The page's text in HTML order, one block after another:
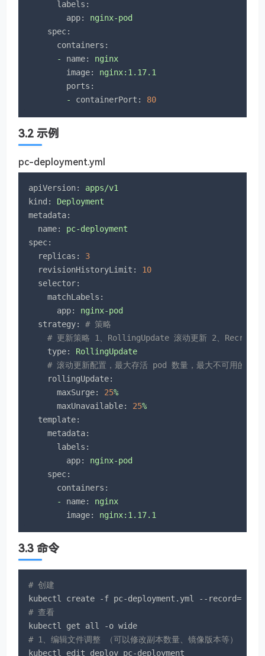
labels:
app:
nginx-pod
spec:
containers:
-
name:
nginx
image:
nginx:1.17.1
ports:
-
containerPort: 80
3.2 示例
pc-deployment.yml
apiVersion:
apps/v1
kind:
Deployment
metadata:
name:
pc-deployment
spec:
replicas:
3
revisionHistoryLimit:
10
selector:
matchLabels:
app:
nginx-pod
strategy:
# 策略
# 更新策略 1、RollingUpdate 滚动更新 2、Recreate
type:
RollingUpdate
# 滚动更新配置，最大存活 pod 数量，最大不可用的
rollingUpdate:
maxSurge:
25%
maxUnavailable:
25%
template:
metadata:
labels:
app:
nginx-pod
spec:
containers:
-
name:
nginx
image:
nginx:1.17.1
3.3 命令
# 创建
kubectl create -f pc-deployment.yml --record=
# 查看
# 1、编辑文件调整 （可以修改副本数量、镜像版本等）